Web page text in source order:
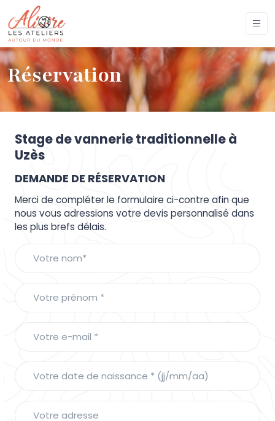
Réservation
Stage de vannerie traditionnelle à
Uzès
DEMANDE DE RÉSERVATION
Merci de compléter le formulaire ci-contre afin que
nous vous adressions votre devis personnalisé dans
les plus brefs délais.